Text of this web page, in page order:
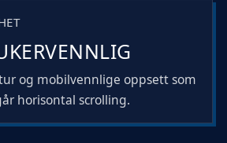
og mobilvennlige oppsett som
horisontal scrolling.